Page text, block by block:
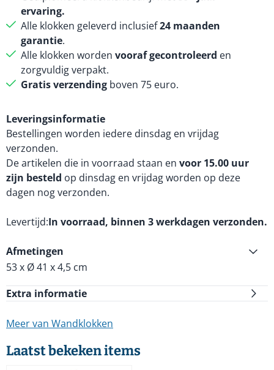
ervaring.
Alle klokken geleverd inclusief24 maanden
garantie.
Alle klokken worden vooraf gecontroleerd en
zorgvuldig verpakt.
Gratis verzending boven 75 euro.
Leveringsinformatie
Bestellingen worden iedere dinsdag en vrijdag
verzonden.
De artikelen die in voorraad staan en voor 15.00 uur
zijn besteld op dinsdag en vrijdag worden op deze
dagen nog verzonden.
Levertijd In voorraad, binnen 3 werkdagen verzonden.
Afmetingen
53 x Ø 41 x 4,5 cm
Extra informatie
Meer van Wandklokken
Laatst bekeken items